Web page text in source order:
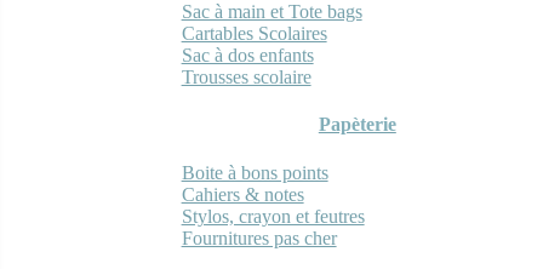
Sac à main et Tote bags
Cartables Scolaires
Sac à dos enfants
Trousses scolaire
Papèterie
Boite à bons points
Cahiers & notes
Stylos, crayon et feutres
Fournitures pas cher